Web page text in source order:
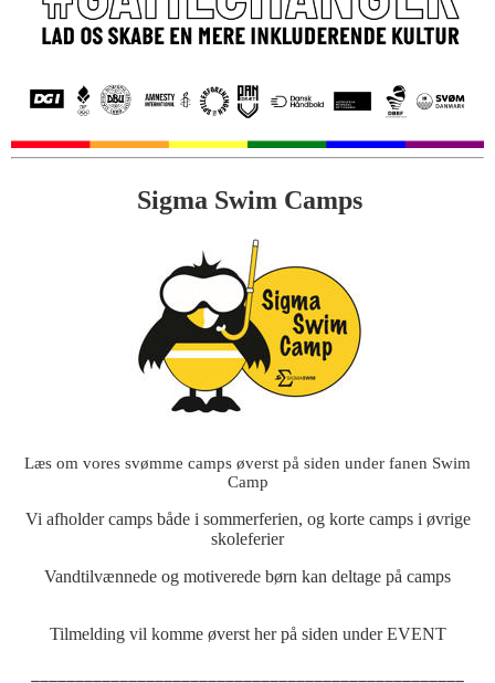
Sigma Swim Camps
Læs om vores svømme camps øverst på siden under fanen Swim
Camp
Vi afholder camps både i sommerferien, og korte camps i øvrige
skoleferier
Vandtilvænnede og motiverede børn kan deltage på camps
Tilmelding vil komme øverst her på siden under EVENT